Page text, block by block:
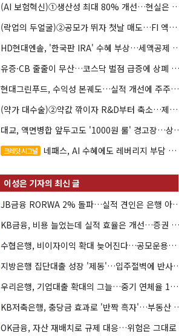
(AI 보험혁신)①생산성 최대 80%
(락업의 두얼굴)②공모가 뛰자 첫날 매도…FI 엑시트 전략 갈렸다
HD현대엔솔, '한국판 IRA' 수혜
유증·CB 줄줄이 무산…코스닥 벌점 급증에 상폐 압박
현대그린푸드, 수익성 본궤도…실적 개선에 주주환원까지
(약가 대수술)②약값 깎이자 R&D부터 축소…제약업계 비상경영 돌입
대교, 액면병합 앞두고
크레딧 시그널 네패스, AI 수혜에도 레버리지 부담 여전
JB금융 RORWA 2% 돌파…실
KB금융, 비용 늘었는데 실적 효율은 개선…증권 호황 효과
수협은행, 비이자이익 확대 늦어진다…공모운용사 인가 연말로
지방은행 집단대출 성장 '
우리은행, 기업대출 확대의 그늘…중기 연체율 10년 만에 최고
KB저축은행, 충당금
OK금융, 자산 재배치로 규제 대응…위험은 그대로